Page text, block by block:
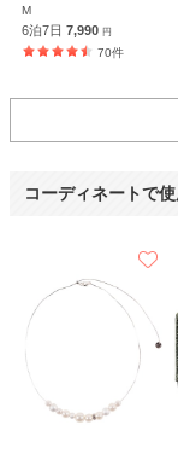
ありがとうございます。
【一緒に注文した商品】
M
6泊7日 7,990 円
70件
コーディネートで